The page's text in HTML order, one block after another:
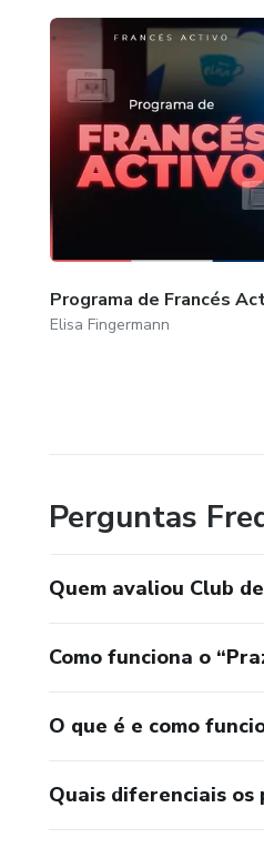
Programa de Francés
Elisa Fingermann
Perguntas
Quem avaliou Club
Como funciona o
O que é e como
Quais diferenciais